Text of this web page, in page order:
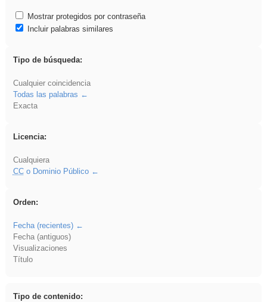
Mostrar protegidos por contraseña
Incluir palabras similares
Tipo de búsqueda:
Cualquier coincidencia
Todas las palabras
Exacta
Licencia:
Cualquiera
CCo Dominio Público
Orden:
Fecha (recientes)
Fecha (antiguos)
Visualizaciones
Título
Tipo de contenido: